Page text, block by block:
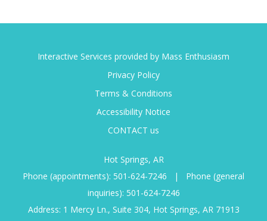
Interactive Services provided by Mass Enthusiasm
Privacy Policy
Terms & Conditions
Accessibility Notice
CONTACT us
Hot Springs, AR
Phone (appointments): 501-624-7246 |
Phone (general
inquiries): 501-624-7246
Address: 1 Mercy Ln., Suite 304, Hot Springs, AR 71913